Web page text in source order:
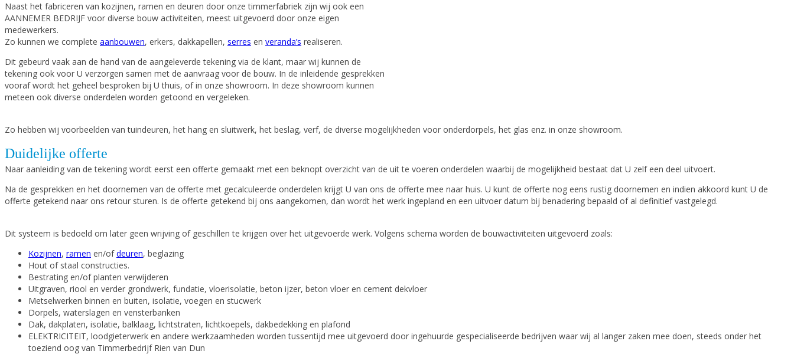
Naast het fabriceren van kozijnen, ramen en deuren door onze timmerfabriek zijn wij ook een
AANNEMER BEDRIJF voor diverse bouw activiteiten, meest uitgevoerd door onze eigen
medewerkers.
Zo kunnen we complete aanbouwen, erkers, dakkapellen, serres en veranda’s realiseren.
Dit gebeurd vaak aan de hand van de aangeleverde tekening via de klant, maar wij kunnen de
tekening ook voor U verzorgen samen met de aanvraag voor de bouw. In de inleidende gesprekken
vooraf wordt het geheel besproken bij U thuis, of in onze showroom. In deze showroom kunnen
meteen ook diverse onderdelen worden getoond en vergeleken.
Zo hebben wij voorbeelden van tuindeuren, het hang en sluitwerk, het beslag, verf, de diverse mogelijkheden voor onderdorpels, het glas enz. in onze showroom.
Duidelijke offerte
Naar aanleiding van de tekening wordt eerst een offerte gemaakt met een beknopt overzicht van de uit te voeren onderdelen waarbij de mogelijkheid bestaat dat U zelf een deel uitvoert.
Na de gesprekken en het doornemen van de offerte met gecalculeerde onderdelen krijgt U van ons de offerte mee naar huis. U kunt de offerte nog eens rustig doornemen en indien akkoord kunt U de
offerte getekend naar ons retour sturen. Is de offerte getekend bij ons aangekomen, dan wordt het werk ingepland en een uitvoer datum bij benadering bepaald of al definitief vastgelegd.
Dit systeem is bedoeld om later geen wrijving of geschillen te krijgen over het uitgevoerde werk. Volgens schema worden de bouwactiviteiten uitgevoerd zoals:
Kozijnen, ramen en/ofdeuren, beglazing
Hout of staal constructies.
Bestrating en/of planten verwijderen
Uitgraven, riool en verder grondwerk, fundatie, vloerisolatie, beton ijzer, beton vloer en cement dekvloer
Metselwerken binnen en buiten, isolatie, voegen en stucwerk
Dorpels, waterslagen en vensterbanken
Dak, dakplaten, isolatie, balklaag, lichtstraten, lichtkoepels, dakbedekking en plafond
ELEKTRICITEIT, loodgieterwerk en andere werkzaamheden worden tussentijd mee uitgevoerd door ingehuurde gespecialiseerde bedrijven waar wij al langer zaken mee doen, steeds onder het
toeziend oog van Timmerbedrijf Rien van Dun